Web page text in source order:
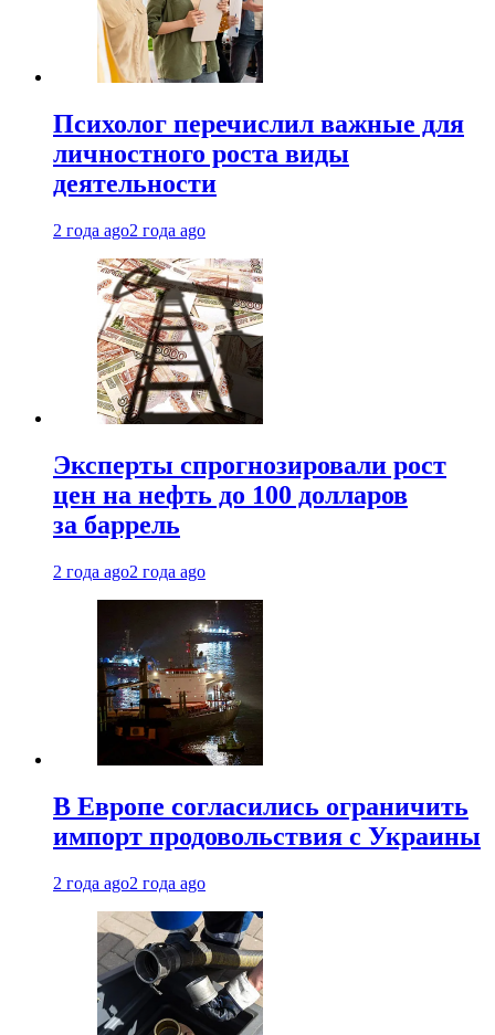
Психолог перечислил важные для
личностного роста виды
деятельности
2 года ago2 года ago
Эксперты спрогнозировали рост
цен на нефть до 100 долларов
за баррель
2 года ago2 года ago
В Европе согласились ограничить
импорт продовольствия с Украины
2 года ago2 года ago